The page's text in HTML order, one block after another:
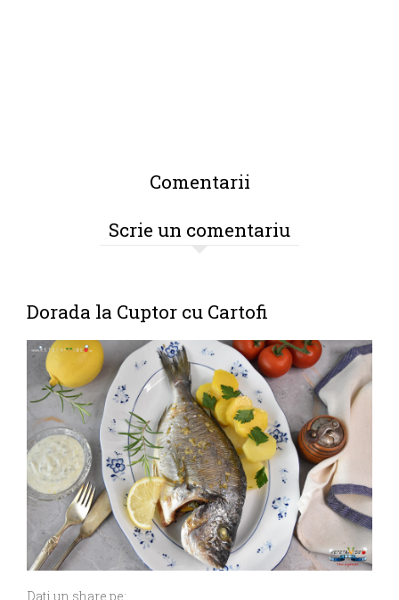
Comentarii
Scrie un comentariu
Dorada la Cuptor cu Cartofi
Dati un share pe: